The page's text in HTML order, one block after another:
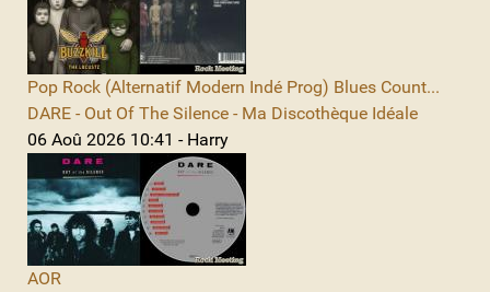
Pop Rock (Alternatif Modern Indé Prog) Blues Count...
DARE - Out Of The Silence - Ma Discothèque Idéale
06 Aoû 2026 10:41 - Harry
AOR